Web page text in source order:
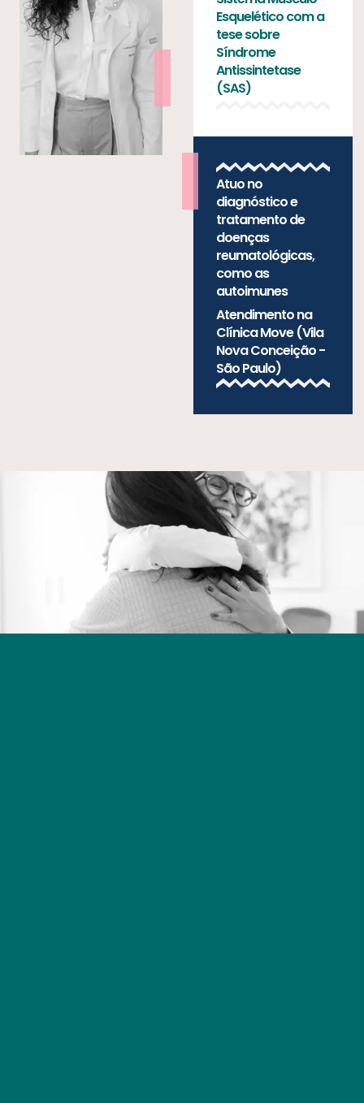
Esquelético com a
tese sobre
Síndrome
Antissintetase
(SAS)
Atuo no
diagnóstico e
tratamento de
doenças
reumatológicas,
como as
autoimunes
Atendimento na
Clínica Move (Vila
Nova Conceição -
São Paulo)